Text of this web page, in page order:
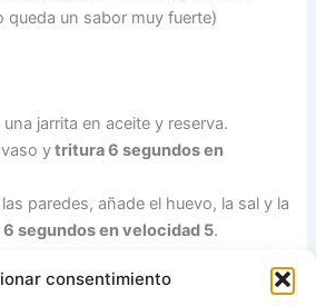
consentimiento
queda un sabor muy fuerte)
jarrita en aceite y reserva.
ytritura 6 segundos en
paredes, añade el huevo, la sal y la
6 segundos en velocidad 5.
más lentamente. Programa